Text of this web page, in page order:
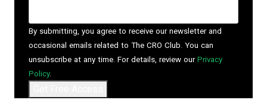
By submitting, you agree to receive our newsletter and
occasional emails related to The CRO Club. You can
unsubscribe at any time. For details, review our Privacy
Policy.